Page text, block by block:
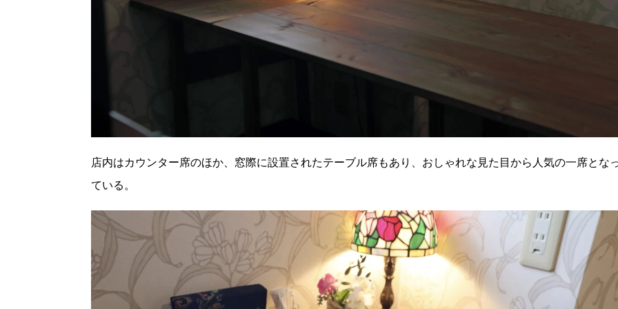
店内はカウンター席のほか、窓際に設置されたテーブル席もあり、おしゃれな見た目から人気の一席とな
ている。